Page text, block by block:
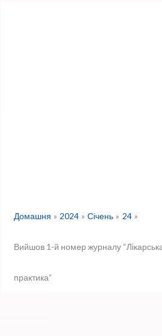
Домашня 2024 Січень 24
Вийшов 1-й номер журналу “Лікарська
практика”